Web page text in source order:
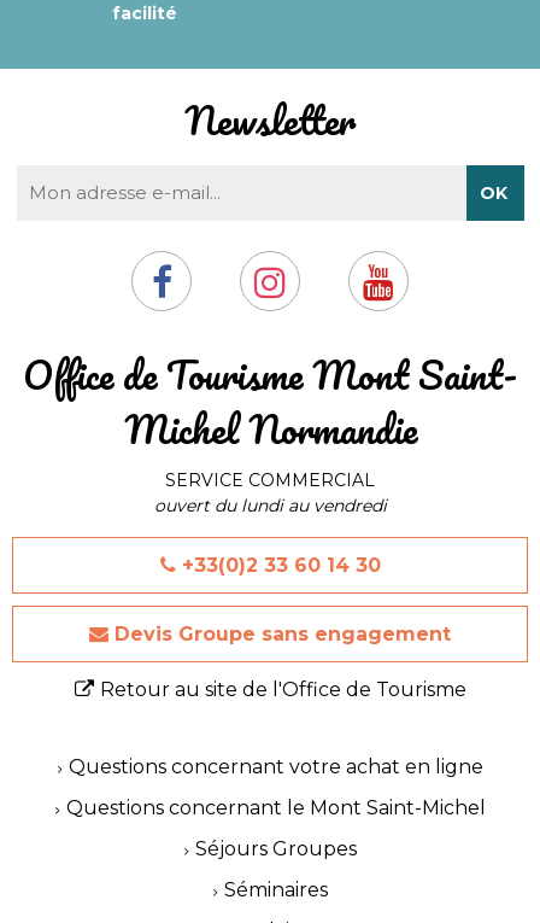
facilité
​Office de Tourisme Mont Saint-
Michel Normandie
SERVICE COMMERCIAL
ouvert du lundi au vendredi
+33(0)2 33 60 14 30
Devis Groupe sans engagement
Retour au site de l'Office de Tourisme
Newsletter
Questions concernant votre achat en ligne
Questions concernant le Mont Saint-Michel
Séjours Groupes
Séminaires